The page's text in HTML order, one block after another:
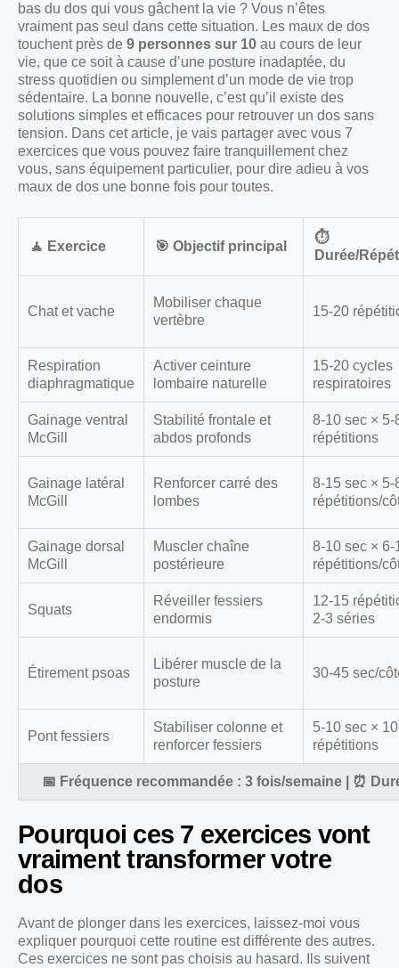
bas du dos qui vous gâchent la vie ? Vous n’êtes
vraiment pas seul dans cette situation. Les maux de dos
touchent près de 9 personnes sur 10 au cours de leur
vie, que ce soit à cause d’une posture inadaptée, du
stress quotidien ou simplement d’un mode de vie trop
sédentaire. La bonne nouvelle, c’est qu’il existe des
solutions simples et efficaces pour retrouver un dos sans
tension. Dans cet article, je vais partager avec vous 7
exercices que vous pouvez faire tranquillement chez
vous, sans équipement particulier, pour dire adieu à vos
maux de dos une bonne fois pour toutes.
🧘 Exercice 🎯 Objectif principal
⏱️
Durée/
Chat et vache
Mobiliser chaque
vertèbre
15-20
Respiration
diaphragmatique
Activer ceinture
lombaire naturelle
15-20 cycles
respiratoires
Gainage ventral
McGill
Stabilité frontale et
abdos profonds
8-10 sec × 5-
répétitions
Gainage latéral
McGill
Renforcer carré des
lombes
8-15 sec × 5-
répétitions/
Gainage dorsal
McGill
Muscler chaîne
postérieure
8-10 sec × 6-
répétitions/
Squats
Réveiller fessiers
endormis
12-15
2-3 séries
Étirement psoas
Libérer muscle de la
posture
30-45 sec/
Pont fessiers
Stabiliser colonne et
renforcer fessiers
5-10 sec ×
répétitions
📅 Fréquence recommandée : 3 fois/semaine | ⏰
Pourquoi ces 7 exercices vont
vraiment transformer votre
dos
Avant de plonger dans les exercices, laissez-moi vous
expliquer pourquoi cette routine est différente des autres.
Ces exercices ne sont pas choisis au hasard. Ils suivent